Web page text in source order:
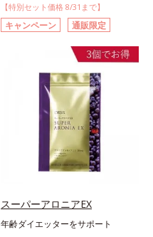
【特別セット価格 8/31まで】
キャンペーン 通販限定
スーパーアロニアEX
年齢ダイエッターをサポート